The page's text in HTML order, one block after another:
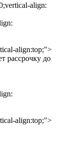
align:
align:top;">
рассрочку до
align:top;">